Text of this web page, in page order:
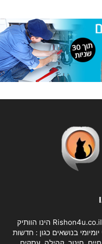
פורטל האינטרנט של ראשון לציון Rishon4u.co.il הינו הוותיק
בנושאים כגון : חדשות